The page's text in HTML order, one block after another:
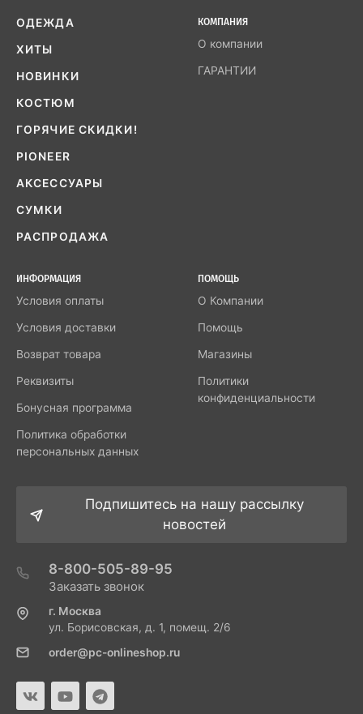
ОДЕЖДА
ХИТЫ
НОВИНКИ
КОСТЮМ
ГОРЯЧИЕ СКИДКИ!
PIONEER
АКСЕССУАРЫ
СУМКИ
РАСПРОДАЖА
КОМПАНИЯ
О компании
ГАРАНТИИ
ИНФОРМАЦИЯ
Условия оплаты
Условия доставки
Возврат товара
Реквизиты
Бонусная программа
Политика обработки
персональных данных
ПОМОЩЬ
О Компании
Помощь
Магазины
Политики
конфиденциальности
Подпишитесь на нашу рассылку
новостей
8-800-505-89-95
Заказать звонок
г. Москва
ул. Борисовская, д. 1, помещ. 2/6
order@pc-onlineshop.ru